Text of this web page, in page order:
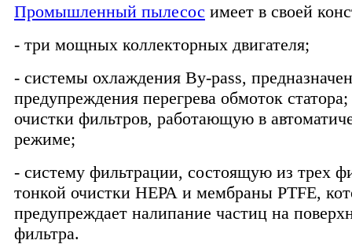
Промышленный пылесос имеет в своей
- три мощных коллекторных двигателя;
- системы охлаждения By-pass,
предупреждения перегрева обмоток
очистки фильтров, работающую в
режиме;
- систему фильтрации, состоящую из трех
тонкой очистки НЕРА и мембраны PTFE,
предупреждает налипание частиц на
фильтра.